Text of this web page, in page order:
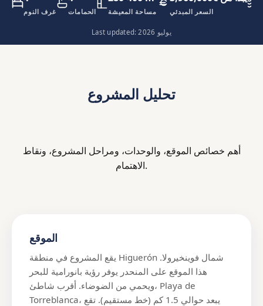
غرف النوم الحمامات مساحة المعيشة السعر المبدئي
Last updated: يوليو 2026
تحليل المشروع
أهم خصائص الموقع، والوحدات، ومراحل المشروع، ونقاط
الاهتمام.
الموقع
يقع المشروع في منطقة Higuerón شمال فوينخيرولا.
هذا الموقع على المنحدر يوفر رؤية بانورامية للبحر
ويحمي من الضوضاء. أقرب شاطئ، Playa de
Torreblanca، يبعد حوالي 1.5 كم (خط مستقيم). تقع